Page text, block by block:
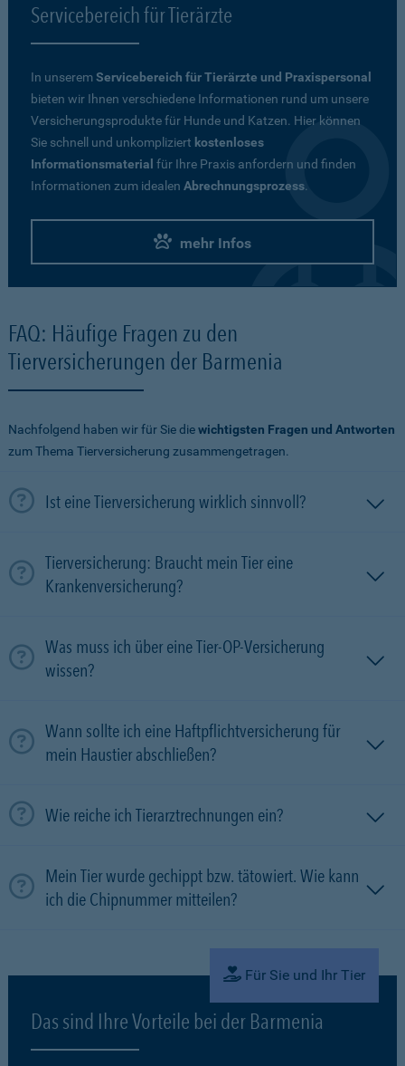
Servicebereich für Tierärzte
In unseremServicebereich für Tierärzte und Praxispersonal
bieten wir Ihnen verschiedene Informationen rund um unsere
Versicherungsprodukte für Hunde und Katzen. Hier können
Sie schnell und unkompliziert kostenloses
Informationsmaterial für Ihre Praxis anfordern und finden
Informationen zum idealen Abrechnungsprozess.
mehr Infos
FAQ: Häufige Fragen zu den
Tierversicherungen der Barmenia
Nachfolgend haben wir für Sie diewichtigsten Fragen und Antworten
zum Thema Tierversicherung zusammengetragen.
Ist eine Tierversicherung wirklich sinnvoll?
Tierversicherung: Braucht mein Tier eine
Krankenversicherung?
Was muss ich über eine Tier-OP-Versicherung
wissen?
Wann sollte ich eine Haftpflichtversicherung für
mein Haustier abschließen?
Wie reiche ich Tierarztrechnungen ein?
Mein Tier wurde gechippt bzw. tätowiert. Wie kann
ich die Chipnummer mitteilen?
Für Sie und Ihr Tier
Das sind Ihre Vorteile bei der Barmenia